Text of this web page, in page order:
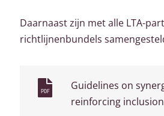
Daarnaast zijn met alle LTA-
richtlijnenbundels
PDF
Guidelines on
reinforcing